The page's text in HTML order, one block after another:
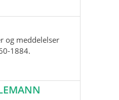
og meddelelser
1884.